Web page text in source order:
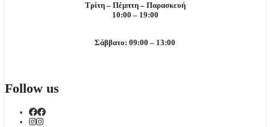
Τρίτη – Πέμπτη – Παρασκευή
10:00 – 19:00
Σάββατο: 09:00 – 13:00
Follow us